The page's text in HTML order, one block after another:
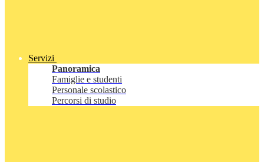
Servizi
Panoramica
Famiglie e studenti
Personale scolastico
Percorsi di studio